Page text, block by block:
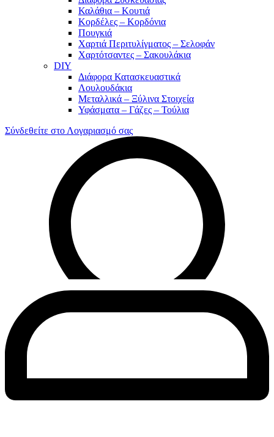
Καλάθια – Κουτιά
Κορδέλες – Κορδόνια
Πουγκιά
Χαρτιά Περιτυλίγματος – Σελοφάν
Χαρτότσαντες – Σακουλάκια
DIY
Διάφορα Κατασκευαστικά
Λουλουδάκια
Μεταλλικά – Ξύλινα Στοιχεία
Υφάσματα – Γάζες – Τούλια
Σύνδεθείτε στο Λογαριασμό σας